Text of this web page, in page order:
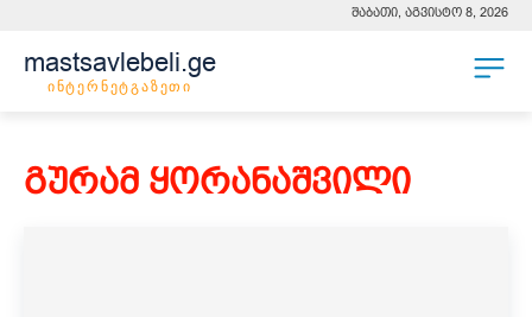
შაბათი, აგვისტო 8, 2026
mastsavlebeli.ge
ინტერნეტგაზეთი
გურამ ყორანაშვილი